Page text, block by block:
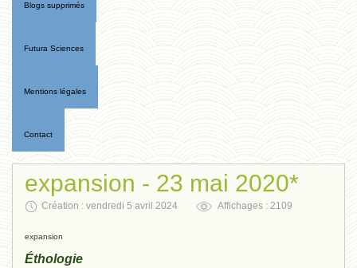
Blogs supprimés
Futura Sciences
Mentions légales
Contact
expansion - 23 mai 2020*
Création : vendredi 5 avril 2024 Affichages : 2109
expansion
Éthologie